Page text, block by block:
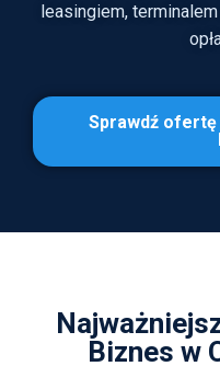
leasingiem,
Sprawdź
Biznes w